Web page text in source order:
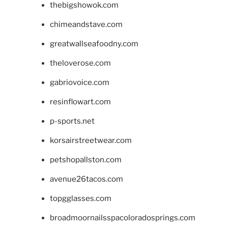
thebigshowok.com
chimeandstave.com
greatwallseafoodny.com
theloverose.com
gabriovoice.com
resinflowart.com
p-sports.net
korsairstreetwear.com
petshopallston.com
avenue26tacos.com
topgglasses.com
broadmoornailsspacoloradosprings.com